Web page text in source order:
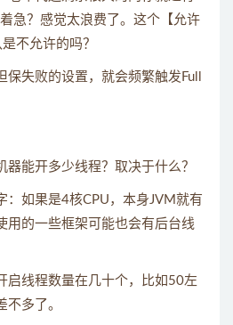
急？感觉太浪费了。这个【允许
不允许的吗？
保失败的设置，就会频繁触发Full
能开多少线程？取决于什么？
：如果是4核CPU，本身JVM就有
用的一些框架可能也会有后台线
启线程数量在几十个，比如50左
不多了。